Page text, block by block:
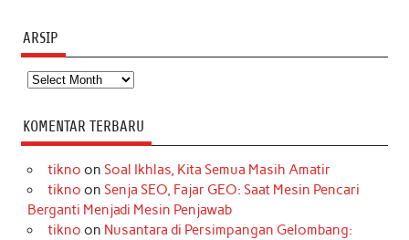
ARSIP
Arsip
KOMENTAR TERBARU
tikno on Soal Ikhlas, Kita Semua Masih Amatir
tikno on Senja SEO, Fajar GEO: Saat Mesin Pencari
Berganti Menjadi Mesin Penjawab
tikno on Nusantara di Persimpangan Gelombang: